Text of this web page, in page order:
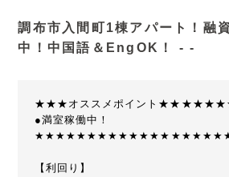
調布市入間町1棟アパート！融
中！中国語＆EngOK！ - -
★★★オススメポイント
●満室稼働中！
【利回り】